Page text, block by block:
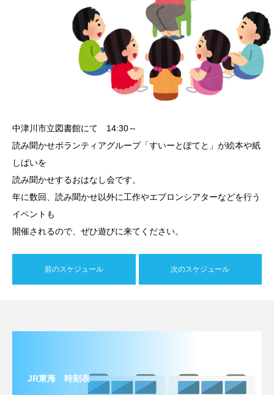
中津川市立図書館にて 14:30～
読み聞かせボランティアグループ「すいーとぽてと」が絵本や紙
しばいを
読み聞かせするおはなし会です。
年に数回、読み聞かせ以外に工作やエプロンシアターなどを行う
イベントも
開催されるので、ぜひ遊びに来てください。
前のスケジュール 次のスケジュール
JR東海 時刻表